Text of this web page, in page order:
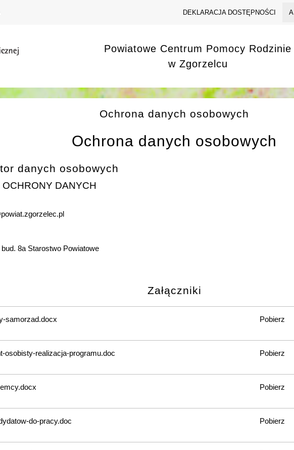
DEKLARACJA DOSTĘPNOŚCI A
Powiatowe Centrum Pomocy Rodzinie
w Zgorzelcu
Ochrona danych osobowych
Ochrona danych osobowych
danych osobowych
DANYCH
8a Starostwo Powiatowe
Załączniki
samorzad.docx Pobierz
osobisty-realizacja-programu.doc Pobierz
Pobierz
do-pracy.doc Pobierz